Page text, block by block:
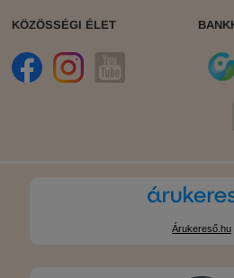
KÖZÖSSÉGI ÉLET
Árukereső.hu